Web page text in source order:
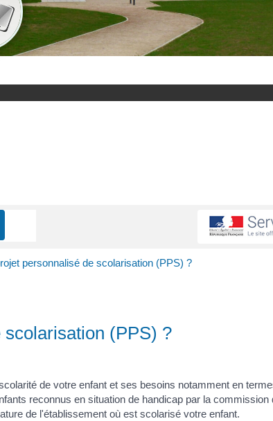
personnalisé de scolarisation (PPS) ?
(PPS) ?
de votre enfant et ses besoins notamment en
reconnus en situation de handicap par la commission
de l'établissement où est scolarisé votre enfant.